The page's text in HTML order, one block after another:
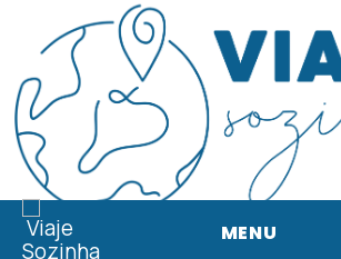
MENU